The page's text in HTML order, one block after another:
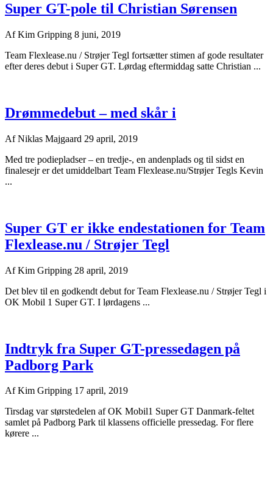
Super GT-pole til Christian Sørensen
AfKim Gripping 8 juni, 2019
Team Flexlease.nu / Strøjer Tegl fortsætter stimen af gode resultater
efter deres debut i Super GT. Lørdag eftermiddag satte Christian ...
Drømmedebut – med skår i
AfNiklas Majgaard 29 april, 2019
Med tre podiepladser – en tredje-, en andenplads og til sidst en
finalesejr er det umiddelbart Team Flexlease.nu/Strøjer Tegls Kevin
...
Super GT er ikke endestationen for Team
Flexlease.nu / Strøjer Tegl
AfKim Gripping 28 april, 2019
Det blev til en godkendt debut for Team Flexlease.nu / Strøjer Tegl i
OK Mobil 1 Super GT. I lørdagens ...
Indtryk fra Super GT-pressedagen på
Padborg Park
AfKim Gripping 17 april, 2019
Tirsdag var størstedelen af OK Mobil1 Super GT Danmark-feltet
samlet på Padborg Park til klassens officielle pressedag. For flere
kørere ...